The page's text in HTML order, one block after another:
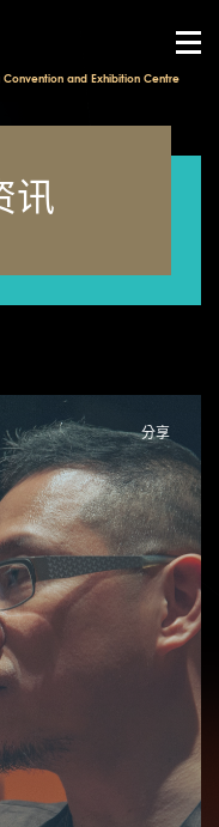
Convention and Exhibition Centre
讯
分享